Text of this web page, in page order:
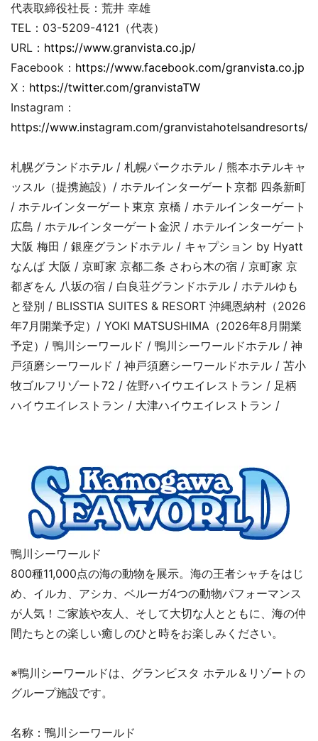
代表取締役社長：荒井 幸雄
TEL：03-5209-4121（代表）
URL： https://www.granvista.co.jp/
Facebook： https://www.facebook.com/granvista.co.jp
X： https://twitter.com/granvistaTW
Instagram：
https://www.instagram.com/granvistahotelsandresorts/
札幌グランドホテル / 札幌パークホテル / 熊本ホテルキャ
ッスル（提携施設）/ ホテルインターゲート京都 四条新町
/ ホテルインターゲート東京 京橋 / ホテルインターゲート
広島 / ホテルインターゲート金沢 / ホテルインターゲート
大阪 梅田 / 銀座グランドホテル / キャプション by Hyatt
なんば 大阪 / 京町家 京都二条 さわら木の宿 / 京町家 京
都ぎをん 八坂の宿 / 白良荘グランドホテル / ホテルゆも
と登別 / BLISSTIA SUITES & RESORT 沖縄恩納村（2026
年7月開業予定）/ YOKI MATSUSHIMA（2026年8月開業
予定）/ 鴨川シーワールド / 鴨川シーワールドホテル / 神
戸須磨シーワールド / 神戸須磨シーワールドホテル / 苫小
牧ゴルフリゾート72 / 佐野ハイウエイレストラン / 足柄
ハイウエイレストラン / 大津ハイウエイレストラン /
鴨川シーワールド
800種11,000点の海の動物を展示。海の王者シャチをはじ
め、イルカ、アシカ、ベルーガ4つの動物パフォーマンス
が人気！ご家族や友人、そして大切な人とともに、海の仲
間たちとの楽しい癒しのひと時をお楽しみください。
※鴨川シーワールドは、グランビスタ ホテル＆リゾートの
グループ施設です。
名称：鴨川シーワールド